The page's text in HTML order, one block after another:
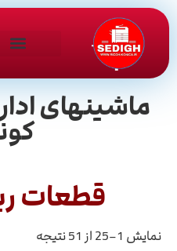
ماشینهای
قطعات ریکو
نمایش 1–25 از 51 نتیجه